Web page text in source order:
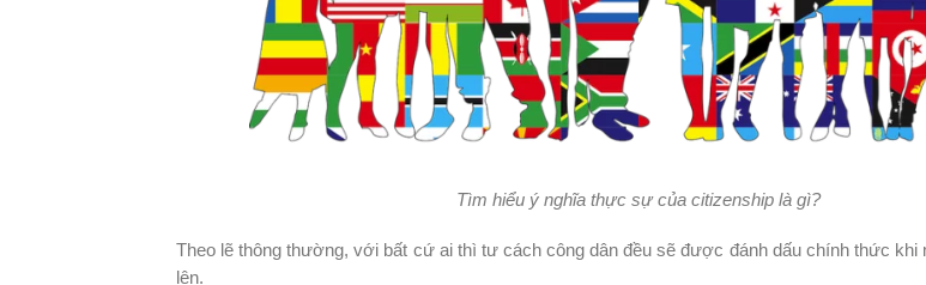
Tìm hiểu ý nghĩa thực sự của citizenship là gì?
Theo lẽ thông thường, với bất cứ ai thì tư cách công dân đều sẽ được đánh dấu chính thức khi
lên.